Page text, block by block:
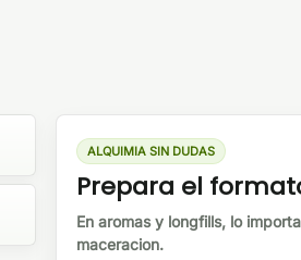
ALQUIMIA SIN DUDAS
Prepara el
En aromas y longfills, lo
maceracion.